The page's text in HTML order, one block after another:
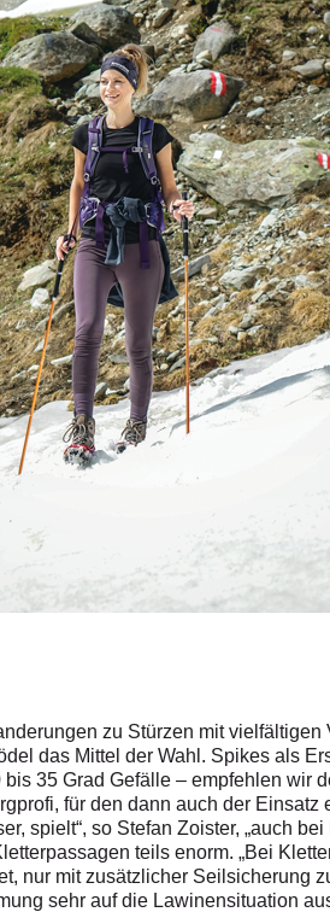
zu Stürzen mit
das Mittel der Wahl. Spikes als
35 Grad Gefälle – empfehlen wir
für den dann auch der
spielt“, so Stefan Zoister, „auch
teils enorm. „Bei
nur mit zusätzlicher Seilsicherung
sehr auf die Lawinensituation